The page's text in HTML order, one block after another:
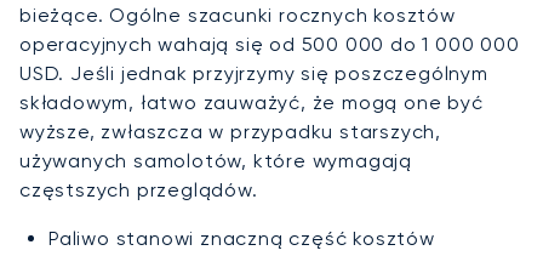
bieżące. Ogólne szacunki rocznych kosztów
operacyjnych wahają się od 500 000 do 1 000 000
USD. Jeśli jednak przyjrzymy się poszczególnym
składowym, łatwo zauważyć, że mogą one być
wyższe, zwłaszcza w przypadku starszych,
używanych samolotów, które wymagają
częstszych przeglądów.
Paliwo stanowi znaczną część kosztów